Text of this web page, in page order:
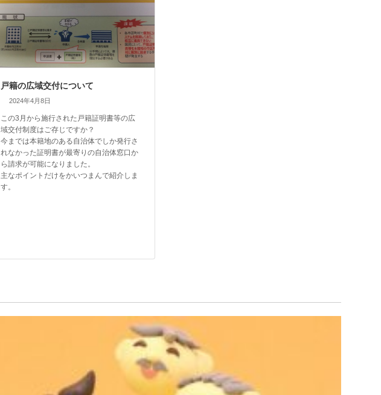
戸籍の広域交付について
2024年4月8日
この3月から施行された戸籍証明書等の広
域交付制度はご存じですか？
今までは本籍地のある自治体でしか発行さ
れなかった証明書が最寄りの自治体窓口か
ら請求が可能になりました。
主なポイントだけをかいつまんで紹介しま
す。